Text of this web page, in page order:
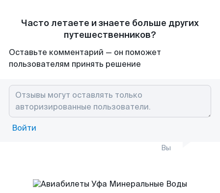
Часто летаете и знаете больше других
путешественников?
Оставьте комментарий — он поможет
пользователям принять решение
Войти
Вы